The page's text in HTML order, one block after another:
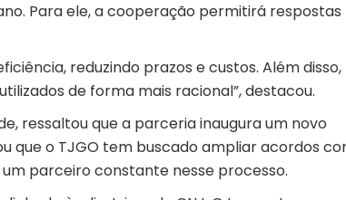
Para ele, a cooperação permitirá respostas
reduzindo prazos e custos. Além disso,
de forma mais racional”, destacou.
ressaltou que a parceria inaugura um novo
que o TJGO tem buscado ampliar acordos
parceiro constante nesse processo.